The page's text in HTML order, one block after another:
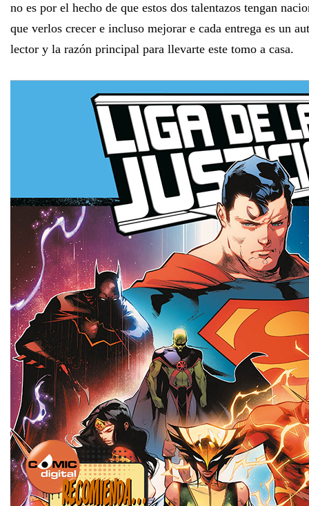
no es por el hecho de que estos dos talentazos tengan
que verlos crecer e incluso mejorar e cada entrega es un
lector y la razón principal para llevarte este tomo a casa.